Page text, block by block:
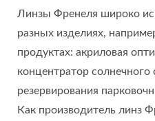
Линзы Френеля широко
разных изделиях,
продуктах: акриловая
концентратор
резервирования
Как производитель линз